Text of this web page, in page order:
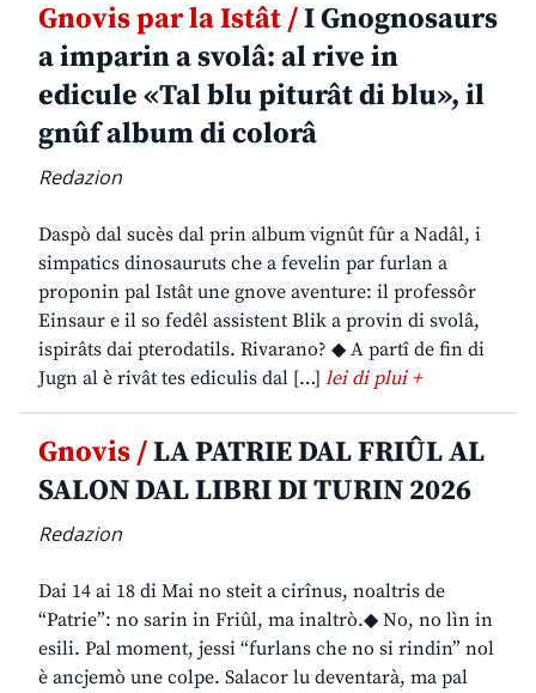
Gnovis par la Istât /I Gnognosaurs
a imparin a svolâ: al rive in
edicule «Tal blu piturât di blu», il
gnûf album di colorâ
Redazion
Daspò dal sucès dal prin album vignût fûr a Nadâl, i
simpatics dinosauruts che a fevelin par furlan a
proponin pal Istât une gnove aventure: il professôr
Einsaur e il so fedêl assistent Blik a provin di svolâ,
ispirâts dai pterodatils. Rivarano? ◆ A partî de fin di
Jugn al è rivât tes ediculis dal […] lei di plui +
Gnovis /LA PATRIE DAL FRIÛL AL
SALON DAL LIBRI DI TURIN 2026
Redazion
Dai 14 ai 18 di Mai no steit a cirînus, noaltris de
“Patrie”: no sarin in Friûl, ma inaltrò.◆ No, no lìn in
esili. Pal moment, jessi “furlans che no si rindin” nol
è ancjemò une colpe. Salacor lu deventarà, ma pal